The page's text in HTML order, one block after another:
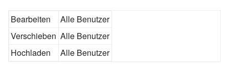
Bearbeiten
Alle Benutzer
Verschieben Alle Benutzer
Hochladen
Alle Benutzer